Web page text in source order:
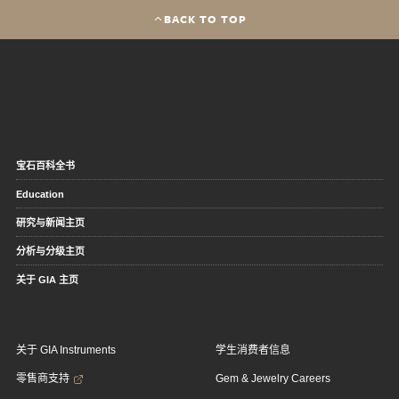
BACK TO TOP
宝石百科全书
Education
研究与新闻主页
分析与分级主页
关于 GIA 主页
关于 GIA Instruments
零售商支持
学生消费者信息
Gem & Jewelry Careers